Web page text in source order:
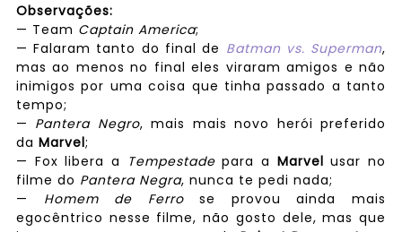
Observações:
— Team Captain America;
— Falaram tanto do final de Batman vs. Superman,
mas ao menos no final eles viraram amigos e não
inimigos por uma coisa que tinha passado a tanto
tempo;
— Pantera Negro, mais mais novo herói preferido
da Marvel;
— Fox libera a Tempestadepara a Marvelusar no
filme do Pantera Negra, nunca te pedi nada;
— Homem de Ferrose provou ainda mais
egocêntrico nesse filme, não gosto dele, mas que